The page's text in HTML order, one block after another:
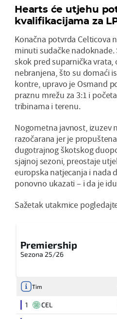
Hearts će utjehu
kvalifikacijama za
Konačna potvrda Celticova
minuti sudačke
skok pred suparnička vrata,
nebranjena, što su domaći
kontre, upravo je Osmand
praznu mrežu za 3:1 i
tribinama i terenu.
Nogometna javnost, izuzev
razočarana jer je
dugotrajnog škotskog
sjajnoj sezoni, preostaje
europska natjecanja i nada
ponovno ukazati – i da je
Sažetak utakmice
Premiership
Sezona 25/26
Tim
1 CEL